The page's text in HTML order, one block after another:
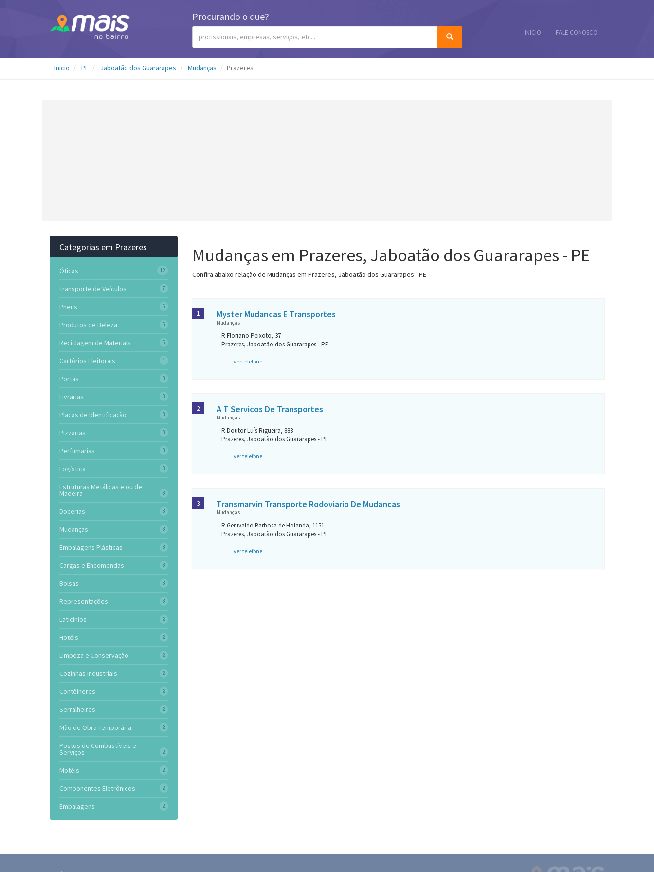
Procurando o que?
INICIO FALE CONOSCO
Inicio PE Jaboatão dos Guararapes Mudanças Prazeres
Categorias em Prazeres
Óticas 12
Transporte de Veículos 7
Pneus 6
Produtos de Beleza 5
Reciclagem de Materiais 5
Cartórios Eleitorais 4
Portas 3
Livrarias 3
Placas de Identificação 3
Pizzarias 3
Perfumarias 3
Logística 3
Estruturas Metálicas e ou de
Madeira 3
Docerias 3
Mudanças 3
Embalagens Plásticas 3
Cargas e Encomendas 3
Bolsas 3
Representações 3
Laticínios 2
Hotéis 2
Limpeza e Conservação 2
Cozinhas Industriais 2
Contêineres 2
Serralheiros 2
Mão de Obra Temporária 2
Postos de Combustíveis e
Serviços 2
Motéis 2
Componentes Eletrônicos 2
Embalagens 2
Mudanças em Prazeres, Jaboatão dos Guararapes - PE
Confira abaixo relação de Mudanças em Prazeres, Jaboatão dos Guararapes - PE
Myster Mudancas E Transportes
Mudanças
R Floriano Peixoto, 37
Prazeres, Jaboatão dos Guararapes - PE
ver telefone
1
A T Servicos De Transportes
Mudanças
R Doutor Luís Rigueira, 883
Prazeres, Jaboatão dos Guararapes - PE
ver telefone
2
Transmarvin Transporte Rodoviario De Mudancas
Mudanças
R Genivaldo Barbosa de Holanda, 1151
Prazeres, Jaboatão dos Guararapes - PE
ver telefone
3